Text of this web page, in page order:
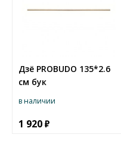
Дзё PROBUDO 135*2.6
см бук
в наличии
1 920